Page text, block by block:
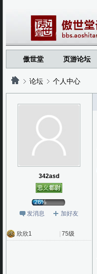
傲世堂 页游论坛
论坛 个人中心
342asd
26%
发消息
加好友
欣欣1 75级